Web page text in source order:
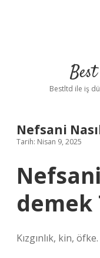
Bestltd ile iş
Nefsani
Tarih: Nisan 9, 2025
demek
Kızgınlık, kin, öfke.